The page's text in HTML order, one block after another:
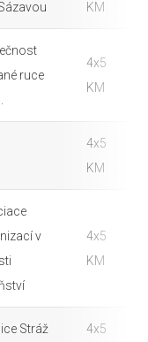
KM
ruce
4x5
KM
4x5
KM
v
4x5
KM
Stráž
4x5